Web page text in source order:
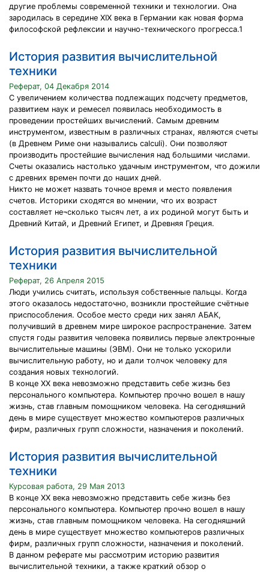
другие проблемы современной техники и технологии. Она
зародилась в середине XIX века в Германии как новая форма
философской рефлексии и научно-технического прогресса.1
История развития вычислительной
техники
Реферат, 04 Декабря 2014
С увеличением количества подлежащих подсчету предметов,
развитием наук и ремесел появилась необходимость в
проведении простейших вычислений. Самым древним
инструментом, известным в различных странах, являются счеты
(в Древнем Риме они назывались calculi). Они позволяют
производить простейшие вычисления над большими числами.
Счеты оказались настолько удачным инструментом, что дожили
с древних времен почти до наших дней.
Никто не может назвать точное время и место появления
счетов. Историки сходятся во мнении, что их возраст
составляет не¬сколько тысяч лет, а их родиной могут быть и
Древний Китай, и Древний Египет, и Древняя Греция.
История развития вычислительной
техники
Реферат, 26 Апреля 2015
Люди учились считать, используя собственные пальцы. Когда
этого оказалось недостаточно, возникли простейшие счётные
приспособления. Особое место среди них занял АБАК,
получивший в древнем мире широкое распространение. Затем
спустя годы развития человека появились первые электронные
вычислительные машины (ЭВМ). Они не только ускорили
вычислительную работу, но и дали толчок человеку для
создания новых технологий.
В конце XX века невозможно представить себе жизнь без
персонального компьютера. Компьютер прочно вошел в нашу
жизнь, став главным помощником человека. На сегодняшний
день в мире существует множество компьютеров различных
фирм, различных групп сложности, назначения и поколений.
История развития вычислительной
техники
Курсовая работа, 29 Мая 2013
В конце XX века невозможно представить себе жизнь без
персонального компьютера. Компьютер прочно вошел в нашу
жизнь, став главным помощником человека. На сегодняшний
день в мире существует множество компьютеров различных
фирм, различных групп сложности, назначения и поколений.
В данном реферате мы рассмотрим историю развития
вычислительной техники, а также краткий обзор о